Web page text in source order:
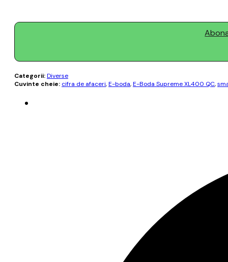
Categorii:Diverse
Cuvinte cheie: cifra de afaceri,E-boda,E-Boda Supreme XL400 QC,